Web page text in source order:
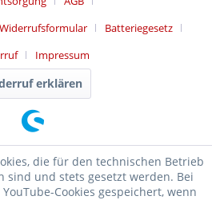
Batteriegesetz
Impressum
erklären
die für den technischen Betrieb
sind und stets gesetzt werden. Bei
Cookies gespeichert, wenn